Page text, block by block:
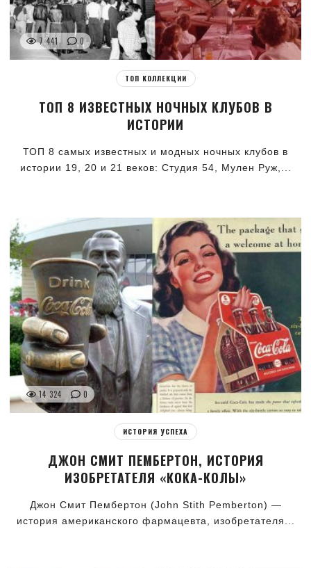
7 441 0
ТОП КОЛЛЕКЦИИ
ТОП 8 ИЗВЕСТНЫХ НОЧНЫХ КЛУБОВ В
ИСТОРИИ
ТОП 8 самых известных и модных ночных клубов в
истории 19, 20 и 21 веков: Студия 54, Мулен Руж,...
14 324 0
ИСТОРИЯ УСПЕХА
ДЖОН СМИТ ПЕМБЕРТОН, ИСТОРИЯ
ИЗОБРЕТАТЕЛЯ «КОКА-КОЛЫ»
Джон Смит Пембертон (John Stith Pemberton) —
история американского фармацевта, изобретателя...